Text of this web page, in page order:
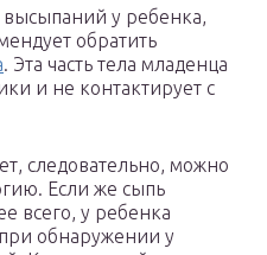
у ребенка,
обратить
. Эта часть тела младенца
и не контактирует с
следовательно, можно
Если же сыпь
всего, у ребенка
обнаружении у